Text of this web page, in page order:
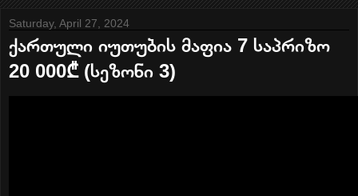
Saturday, April 27, 2024
ქართული იუთუბის მაფია 7 საპრიზო
20 000₾ (სეზონი 3)